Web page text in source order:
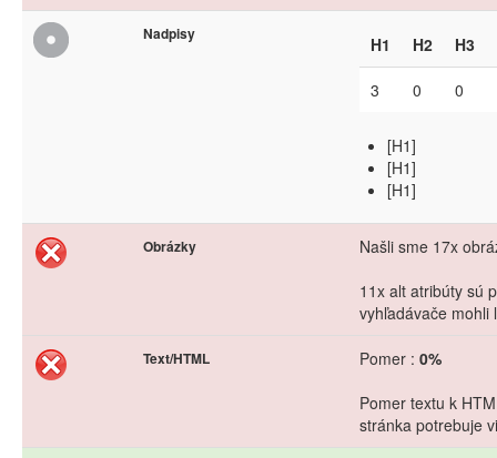
Nadpisy H1 H2 H3
3 0 0
[H1]
[H1]
[H1]
Obrázky
Našli sme 17x
11x alt atribúty sú
vyhľadávače mohli
Text/HTML Pomer : 0%
Pomer textu k
stránka potrebuje